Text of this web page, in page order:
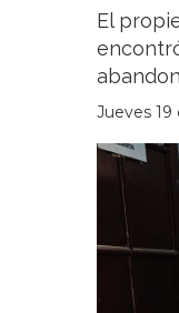
El
Jueves 19